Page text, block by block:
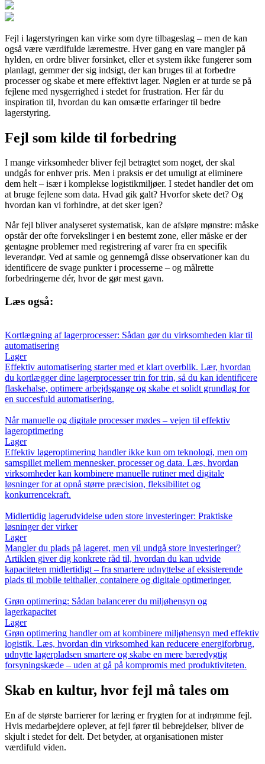
Fejl i lagerstyringen kan virke som dyre tilbageslag – men de kan
også være værdifulde læremestre. Hver gang en vare mangler på
hylden, en ordre bliver forsinket, eller et system ikke fungerer som
planlagt, gemmer der sig indsigt, der kan bruges til at forbedre
processer og skabe et mere effektivt lager. Nøglen er at turde se på
fejlene med nysgerrighed i stedet for frustration. Her får du
inspiration til, hvordan du kan omsætte erfaringer til bedre
lagerstyring.
Fejl som kilde til forbedring
I mange virksomheder bliver fejl betragtet som noget, der skal
undgås for enhver pris. Men i praksis er det umuligt at eliminere
dem helt – især i komplekse logistikmiljøer. I stedet handler det om
at bruge fejlene som data. Hvad gik galt? Hvorfor skete det? Og
hvordan kan vi forhindre, at det sker igen?
Når fejl bliver analyseret systematisk, kan de afsløre mønstre: måske
opstår der ofte forvekslinger i en bestemt zone, eller måske er der
gentagne problemer med registrering af varer fra en specifik
leverandør. Ved at samle og gennemgå disse observationer kan du
identificere de svage punkter i processerne – og målrette
forbedringerne dér, hvor de gør mest gavn.
Læs også:
Kortlægning af lagerprocesser: Sådan gør du virksomheden klar til
automatisering
Lager
Effektiv automatisering starter med et klart overblik. Lær, hvordan
du kortlægger dine lagerprocesser trin for trin, så du kan identificere
flaskehalse, optimere arbejdsgange og skabe et solidt grundlag for
en succesfuld automatisering.
Når manuelle og digitale processer mødes – vejen til effektiv
lageroptimering
Lager
Effektiv lageroptimering handler ikke kun om teknologi, men om
samspillet mellem mennesker, processer og data. Læs, hvordan
virksomheder kan kombinere manuelle rutiner med digitale
løsninger for at opnå større præcision, fleksibilitet og
konkurrencekraft.
Midlertidig lagerudvidelse uden store investeringer: Praktiske
løsninger der virker
Lager
Mangler du plads på lageret, men vil undgå store investeringer?
Artiklen giver dig konkrete råd til, hvordan du kan udvide
kapaciteten midlertidigt – fra smartere udnyttelse af eksisterende
plads til mobile telthaller, containere og digitale optimeringer.
Grøn optimering: Sådan balancerer du miljøhensyn og
lagerkapacitet
Lager
Grøn optimering handler om at kombinere miljøhensyn med effektiv
logistik. Læs, hvordan din virksomhed kan reducere energiforbrug,
udnytte lagerpladsen smartere og skabe en mere bæredygtig
forsyningskæde – uden at gå på kompromis med produktiviteten.
Skab en kultur, hvor fejl må tales om
En af de største barrierer for læring er frygten for at indrømme fejl.
Hvis medarbejdere oplever, at fejl fører til bebrejdelser, bliver de
skjult i stedet for delt. Det betyder, at organisationen mister
værdifuld viden.